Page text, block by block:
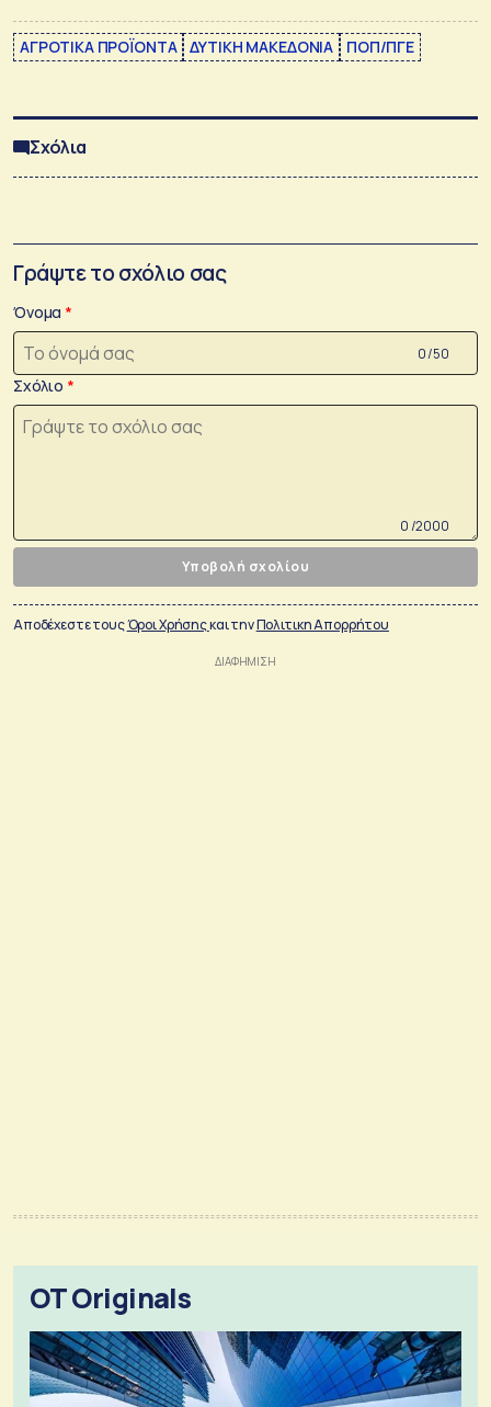
ΑΓΡΟΤΙΚΑ ΠΡΟΪΟΝΤΑ ΔΥΤΙΚΗ ΜΑΚΕΔΟΝΙΑ ΠΟΠ/ΠΓΕ
Σχόλια
Γράψτε το σχόλιο σας
Όνομα
0 /50
Σχόλιο
0 /2000
Υποβολή σχολίου
Αποδέχεστε τουςΌροι Χρήσηςκαι τηνΠολιτικη Απορρήτου
OT Originals